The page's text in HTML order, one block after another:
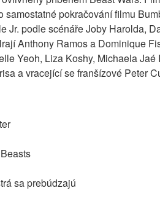
samostatné pokračování filmu
Jr. podle scénáře Joby Harolda,
Anthony Ramos a Dominique
Yeoh, Liza Koshy, Michaela
a vracející se franšízové Peter
sa prebúdzajú